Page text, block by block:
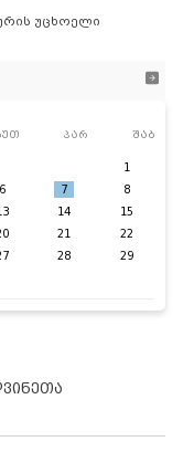
უცხოელი
პარ შაბ
1
6 7
8
14
15
21
22
28
29